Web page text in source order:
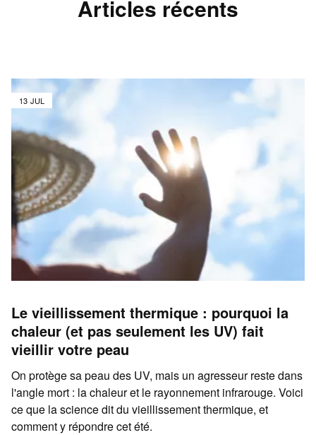
Articles récents
13 JUL
Le vieillissement thermique : pourquoi la
chaleur (et pas seulement les UV) fait
vieillir votre peau
On protège sa peau des UV, mais un agresseur reste dans
l'angle mort : la chaleur et le rayonnement infrarouge. Voici
ce que la science dit du vieillissement thermique, et
comment y répondre cet été.